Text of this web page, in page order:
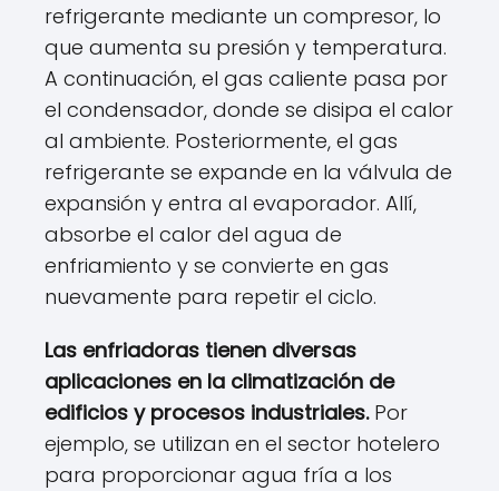
refrigerante mediante un compresor, lo
que aumenta su presión y temperatura.
A continuación, el gas caliente pasa por
el condensador, donde se disipa el calor
al ambiente. Posteriormente, el gas
refrigerante se expande en la válvula de
expansión y entra al evaporador. Allí,
absorbe el calor del agua de
enfriamiento y se convierte en gas
nuevamente para repetir el ciclo.
Las enfriadoras tienen diversas
aplicaciones en la climatización de
edificios y procesos industriales.Por
ejemplo, se utilizan en el sector hotelero
para proporcionar agua fría a los